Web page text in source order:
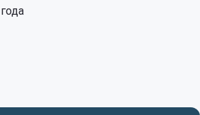
года